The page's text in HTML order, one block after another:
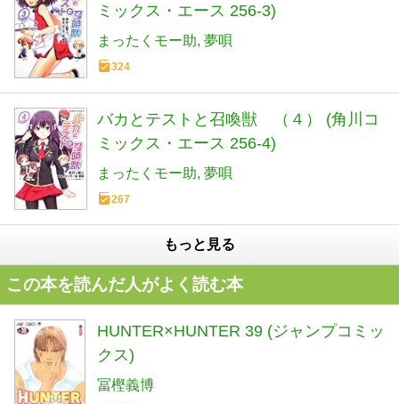
ミックス・エース 256-3)
まったくモー助 夢唄
324
バカとテストと召喚獣 （４） (角川コ
ミックス・エース 256-4)
まったくモー助 夢唄
267
もっと見る
この本を読んだ人がよく読む本
HUNTER×HUNTER 39 (ジャンプコミッ
クス)
冨樫義博